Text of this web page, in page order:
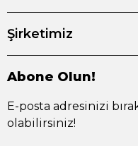
Şirketimiz
Abone Olun!
E-posta adresinizi
olabilirsiniz!